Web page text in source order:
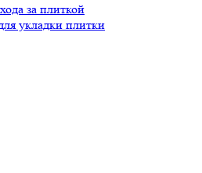
за плиткой
укладки плитки